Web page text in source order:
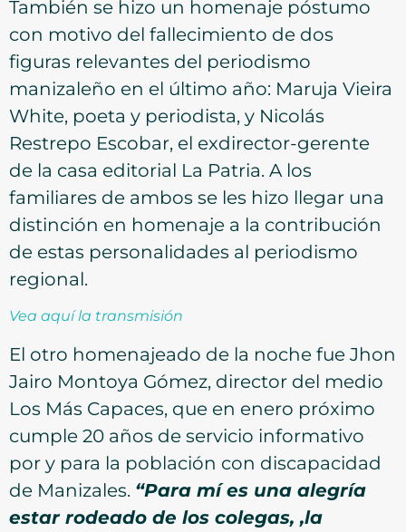
También se hizo un homenaje póstumo
con motivo del fallecimiento de dos
figuras relevantes del periodismo
manizaleño en el último año: Maruja Vieira
White, poeta y periodista, y Nicolás
Restrepo Escobar, el exdirector-gerente
de la casa editorial La Patria. A los
familiares de ambos se les hizo llegar una
distinción en homenaje a la contribución
de estas personalidades al periodismo
regional.
Vea aquí la transmisión
El otro homenajeado de la noche fue Jhon
Jairo Montoya Gómez, director del medio
Los Más Capaces, que en enero próximo
cumple 20 años de servicio informativo
por y para la población con discapacidad
de Manizales. “Para mí es una alegría
estar rodeado de los colegas, ,la